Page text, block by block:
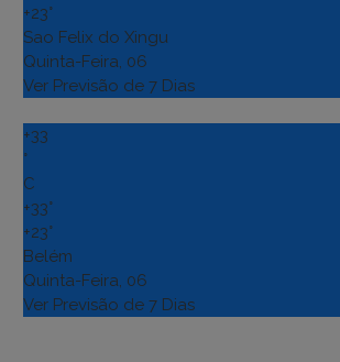
+23°
Sao Felix do Xingu
Quinta-Feira, 06
Ver Previsão de 7 Dias
+33
°
C
+33°
+23°
Belém
Quinta-Feira, 06
Ver Previsão de 7 Dias